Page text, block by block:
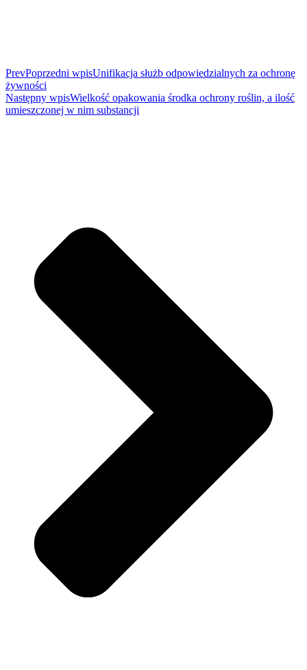
PrevPoprzedni wpisUnifikacja służb odpowiedzialnych za ochronę
żywności
Następny wpisWielkość opakowania środka ochrony roślin, a ilość
umieszczonej w nim substancji